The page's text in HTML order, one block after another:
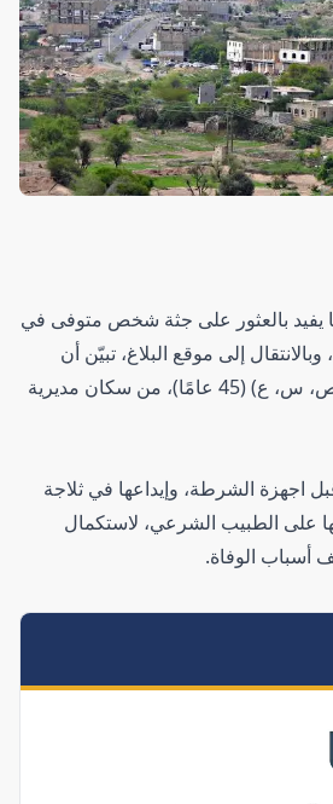
يفيد بالعثور على جثة شخص متوفى في
إلى موقع البلاغ، تبيّن أن
الجثة تعود للمواطن (م، ص، س، ع) (45 عامًا)، من سكان مديرية
اجهزة الشرطة، وإيداعها في ثلاجة
على الطبيب الشرعي، لاستكمال
أسباب الوفاة.